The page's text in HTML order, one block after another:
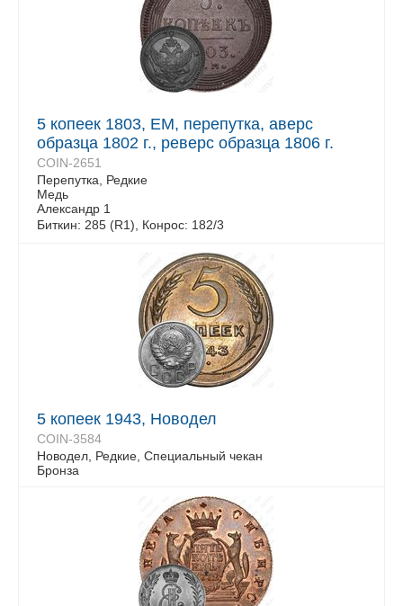
5 копеек 1803, ЕМ, перепутка, аверс
образца 1802 г., реверс образца 1806 г.
COIN-2651
Перепутка, Редкие
Медь
Александр 1
Биткин: 285 (R1), Конрос: 182/3
5 копеек 1943, Новодел
COIN-3584
Новодел, Редкие, Специальный чекан
Бронза